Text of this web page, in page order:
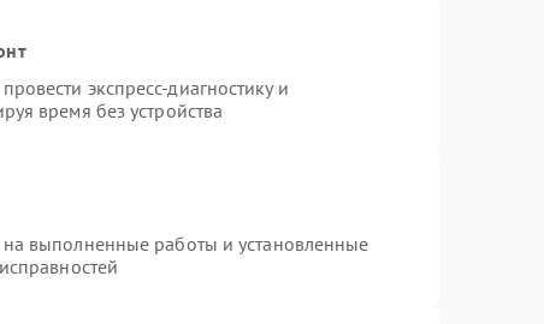
экспресс-диагностику и
время без устройства
на выполненные работы и установленные